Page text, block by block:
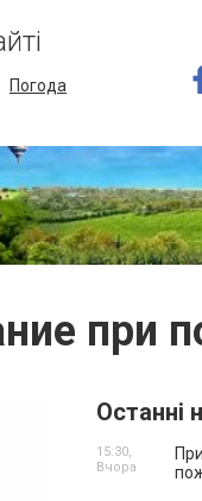
Погода
при
Останні
15:30,
Вчора